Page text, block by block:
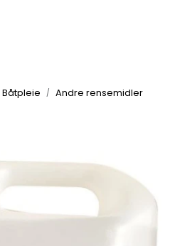
Båtpleie
Andre rensemidler